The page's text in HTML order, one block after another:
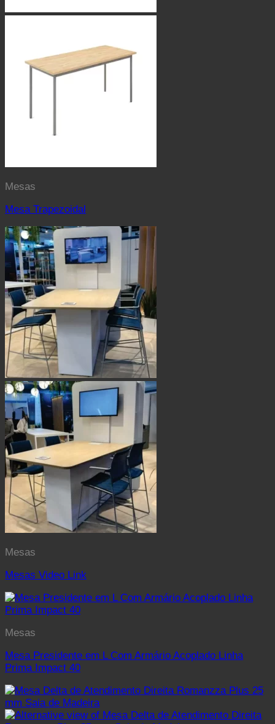
Mesas
Mesa Trapezoidal
Mesas
Mesas Video Link
Mesas
Mesa Presidente em L Com Armário Acoplado Linha
Prima Impact 40